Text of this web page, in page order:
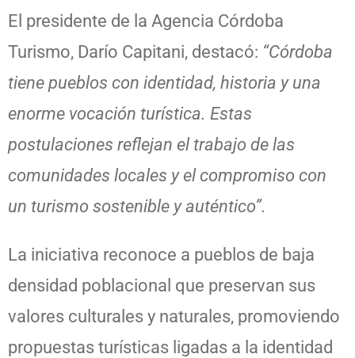
El presidente de la Agencia Córdoba
Turismo, Darío Capitani, destacó: “Córdoba
tiene pueblos con identidad, historia y una
enorme vocación turística. Estas
postulaciones reflejan el trabajo de las
comunidades locales y el compromiso con
un turismo sostenible y auténtico”.
La iniciativa reconoce a pueblos de baja
densidad poblacional que preservan sus
valores culturales y naturales, promoviendo
propuestas turísticas ligadas a la identidad